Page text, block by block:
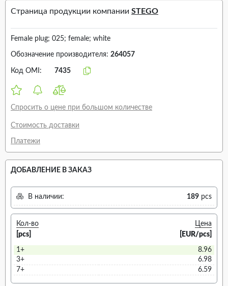
Страница продукции компании STEGO
Female plug; 025; female; white
Обозначение производителя: 264057
Код OMI: 7435
Спросить о цене при большом количестве
Стоимость доставки
Платежи
ДОБАВЛЕНИЕ В ЗАКАЗ
В наличии: 189 pcs
Кол-во
[pcs]
Цена
[EUR/pcs]
1+
8.96
3+
6.98
7+
6.59